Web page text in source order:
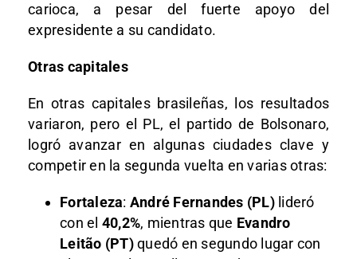
carioca, a pesar del fuerte apoyo del
expresidente a su candidato.
Otras capitales
En otras capitales brasileñas, los resultados
variaron, pero el PL, el partido de Bolsonaro,
logró avanzar en algunas ciudades clave y
competir en la segunda vuelta en varias otras:
Fortaleza: André Fernandes (PL)lideró
con el 40,2%, mientras que Evandro
Leitão (PT)quedó en segundo lugar con